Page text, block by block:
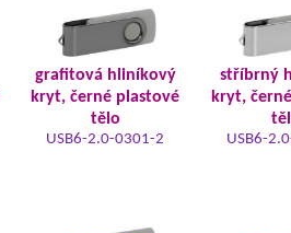
grafitová hliníkový
kryt, černé plastové
tělo
USB6-2.0-0301-2
stříbrný
kryt,
USB6-